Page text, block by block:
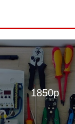
1850р